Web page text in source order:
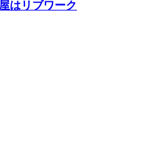
はリブワーク